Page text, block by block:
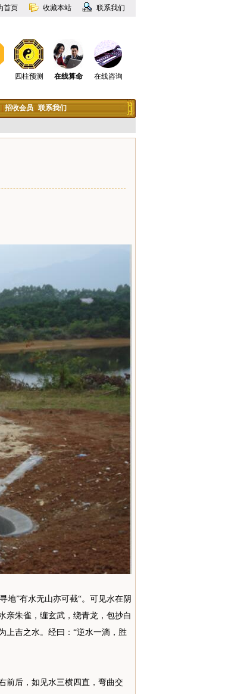
首页 收藏本站 联系我们
四柱预测 在线算命 在线咨询
招收会员 联系我们
地”有水无山亦可截“。可见水在阴
亲朱雀，缠玄武，绕青龙，包抄白
上吉之水。经曰：“逆水一滴，胜
前后，如见水三横四直，弯曲交